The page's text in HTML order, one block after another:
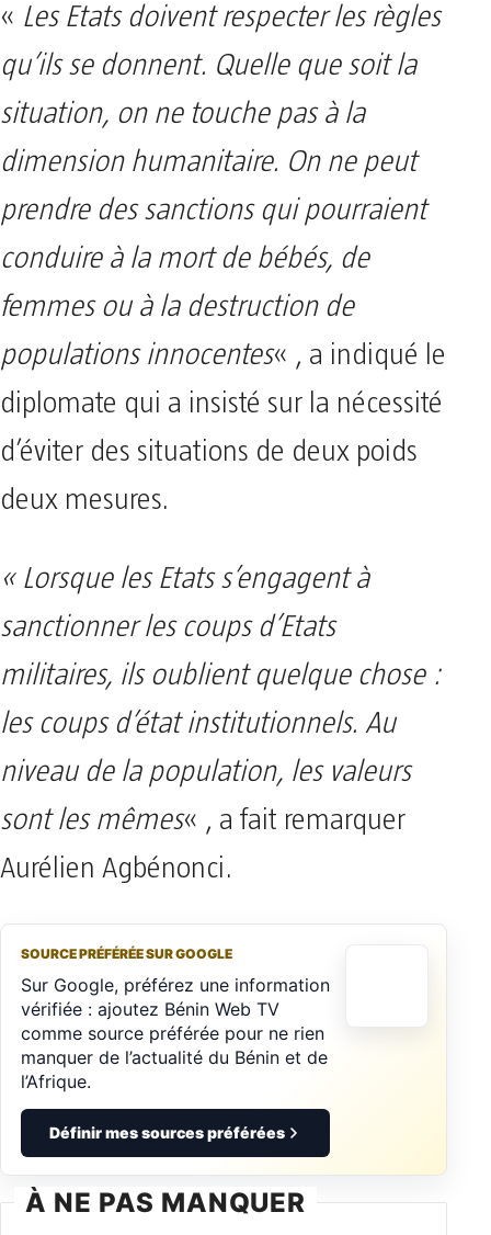
« Les Etats doivent respecter les règles
qu’ils se donnent. Quelle que soit la
situation, on ne touche pas à la
dimension humanitaire. On ne peut
prendre des sanctions qui pourraient
conduire à la mort de bébés, de
femmes ou à la destruction de
populations innocentes« , a indiqué le
diplomate qui a insisté sur la nécessité
d’éviter des situations de deux poids
deux mesures.
« Lorsque les Etats s’engagent à
sanctionner les coups d’Etats
militaires, ils oublient quelque chose :
les coups d’état institutionnels. Au
niveau de la population, les valeurs
sont les mêmes« , a fait remarquer
Aurélien Agbénonci.
SOURCE PRÉFÉRÉE SUR GOOGLE
Sur Google, préférez une information
vérifiée : ajoutez Bénin Web TV
comme source préférée pour ne rien
manquer de l’actualité du Bénin et de
l’Afrique.
Définir mes sources préférées
À NE PAS MANQUER